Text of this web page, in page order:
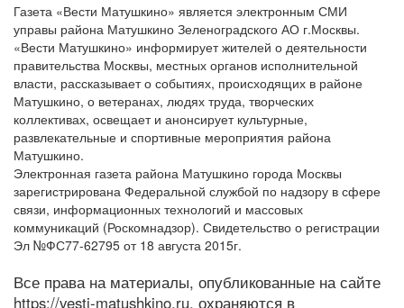
Газета «Вести Матушкино» является электронным СМИ
управы района Матушкино Зеленоградского АО г.Москвы.
«Вести Матушкино» информирует жителей о деятельности
правительства Москвы, местных органов исполнительной
власти, рассказывает о событиях, происходящих в районе
Матушкино, о ветеранах, людях труда, творческих
коллективах, освещает и анонсирует культурные,
развлекательные и спортивные мероприятия района
Матушкино.
Электронная газета района Матушкино города Москвы
зарегистрирована Федеральной службой по надзору в сфере
связи, информационных технологий и массовых
коммуникаций (Роскомнадзор). Свидетельство о регистрации
Эл №ФС77-62795 от 18 августа 2015г.
Все права на материалы, опубликованные на сайте
https://vesti-matushkino.ru, охраняются в